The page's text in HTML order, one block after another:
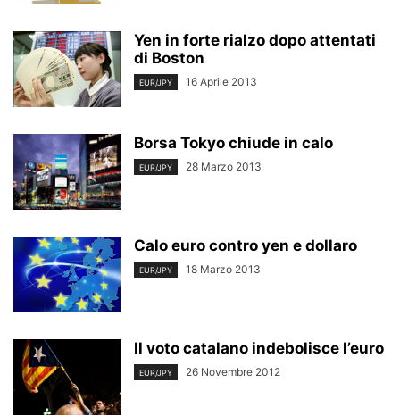
Yen in forte rialzo dopo attentati
di Boston
EUR/JPY 16 Aprile 2013
Borsa Tokyo chiude in calo
EUR/JPY 28 Marzo 2013
Calo euro contro yen e dollaro
EUR/JPY 18 Marzo 2013
Il voto catalano indebolisce l’euro
EUR/JPY 26 Novembre 2012